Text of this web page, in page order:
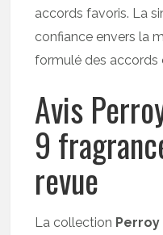
accords favoris. La
confiance envers la
formulé des accords
Avis
9
revue
La collection Perroy